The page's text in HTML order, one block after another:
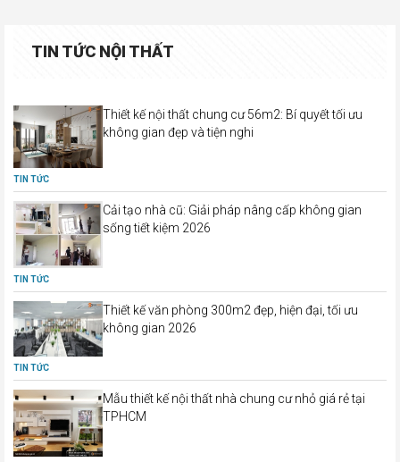
TIN TỨC NỘI THẤT
Thiết kế nội thất chung cư 56m2: Bí quyết tối ưu
không gian đẹp và tiện nghi
TIN TỨC
Cải tạo nhà cũ: Giải pháp nâng cấp không gian
sống tiết kiệm 2026
TIN TỨC
Thiết kế văn phòng 300m2 đẹp, hiện đại, tối ưu
không gian 2026
TIN TỨC
Mẫu thiết kế nội thất nhà chung cư nhỏ giá rẻ tại
TPHCM